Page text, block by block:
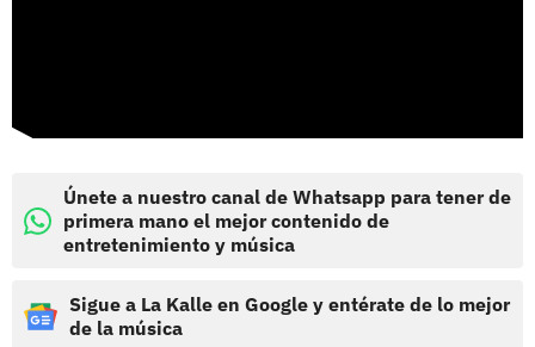
Únete a nuestro canal de Whatsapp para tener de
primera mano el mejor contenido de
entretenimiento y música
Sigue a La Kalle en Google y entérate de lo mejor
de la música